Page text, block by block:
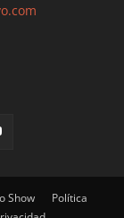
Show
Política